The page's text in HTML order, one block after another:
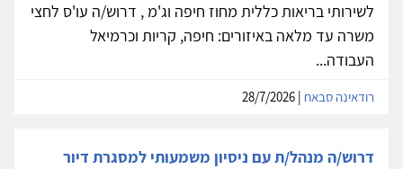
לשירותי בריאות כללית מחוז חיפה וג'מ , דרוש/ה עו'ס לחצי
משרה עד מלאה באיזורים: חיפה, קריות וכרמיאל
העבודה...
רודאינה סבאח
דרוש/ה מנהל/ת עם ניסיון משמעותי למסגרת דיור